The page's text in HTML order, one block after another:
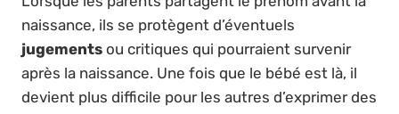
naissance, ils se protègent d’éventuels
jugements ou critiques qui pourraient survenir
après la naissance. Une fois que le bébé est là, il
devient plus difficile pour les autres d’exprimer des